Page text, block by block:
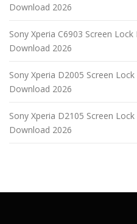
Download 2026
Sony Xperia C6903 Screen
Download 2026
Sony Xperia D2005 Screen
Download 2026
Sony Xperia D2105 Screen
Download 2026